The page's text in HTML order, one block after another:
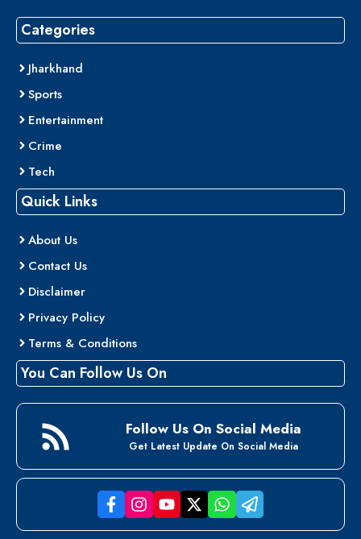
Categories
Jharkhand
Sports
Entertainment
Crime
Tech
Quick Links
About Us
Contact Us
Disclaimer
Privacy Policy
Terms & Conditions
You Can Follow Us On
Follow Us On Social Media
Get Latest Update On Social Media